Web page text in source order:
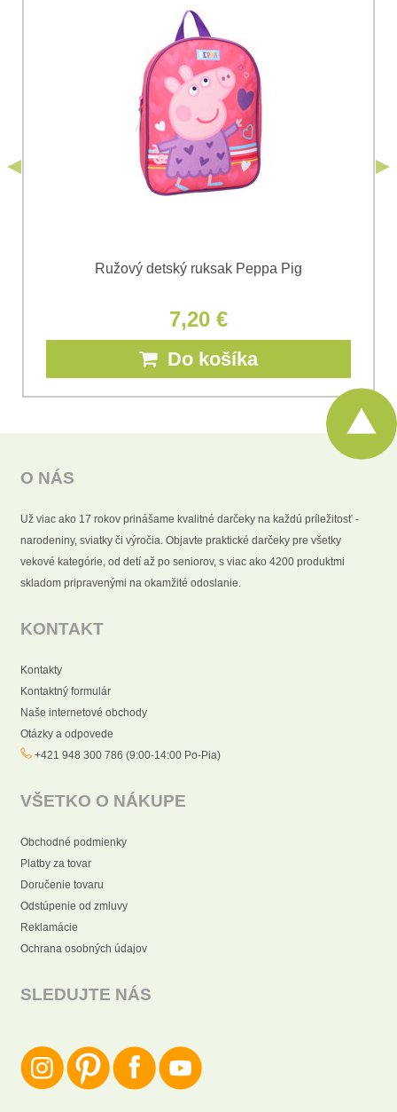
Súhlasím so spracovaním osobných údajov za účelom
odoslania formulára. Oboznámil som sa s
Ochrany osobných údajovspoločnosti Bomba
Ružový detský ruksak Peppa Pig
7,20 €
Do košíka
O NÁS
Už viac ako 17 rokov prinášame kvalitné darčeky na každú príležitosť -
narodeniny, sviatky či výročia. Objavte praktické darčeky pre všetky
vekové kategórie, od detí až po seniorov, s viac ako 4200 produktmi
skladom pripravenými na okamžité odoslanie.
KONTAKT
Kontakty
Kontaktný formulár
Naše internetové obchody
Otázky a odpovede
+421 948 300 786 (9:00-14:00 Po-Pia)
VŠETKO O NÁKUPE
Obchodné podmienky
Platby za tovar
Doručenie tovaru
Odstúpenie od zmluvy
Reklamácie
Ochrana osobných údajov
SLEDUJTE NÁS